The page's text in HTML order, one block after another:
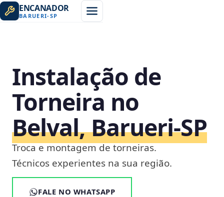
ENCANADOR
BARUERI-SP
Instalação de
Torneira no
Belval, Barueri‑SP
Troca e montagem de torneiras.
Técnicos experientes na sua região.
FALE NO WHATSAPP